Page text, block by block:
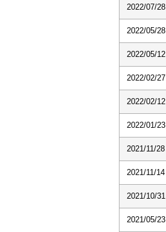
2022/07/28
2022/05/28
2022/05/12
2022/02/27
2022/02/12
2022/01/23
2021/11/28
2021/11/14
2021/10/31
2021/05/23